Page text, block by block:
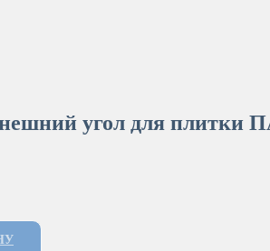
угол для плитки